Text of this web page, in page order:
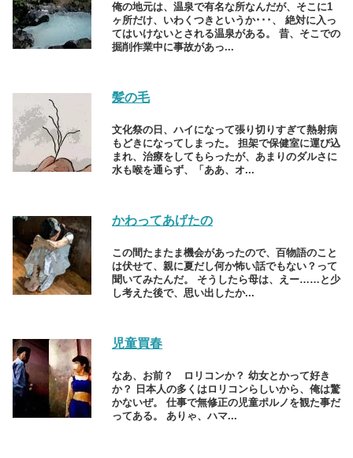
俺の地元は、温泉で有名な所なんだが、そこに1
ヶ所だけ、いわくつきというか･･･、 絶対に入っ
てはいけないとされる温泉がある。 昔、そこでの
掘削作業中に事故があっ...
髪の毛
文化祭の日、ハイになって張り切りすぎて熱射病
もどきになってしまった。 担架で保健室に運び込
まれ、治療をしてもらったが、あまりのダルさに
水も喉を通らず、「ああ、オ...
かわってあげたの
この間たまたま機会があったので、百物語のこと
は伏せて、親に夏だし何か怖い話でもない？って
聞いてみたんだ。 そうしたら母は、えー……と少
し考えた後で、思い出したか...
児童買春
なあ、お前？ ロリコンか？ 幼女とかって好き
か？ 日本人の多くはロリコンらしいから、俺は驚
かないぜ。 仕事で無修正の児童ポルノを観た事だ
ってある。 ありゃ、ハマ...